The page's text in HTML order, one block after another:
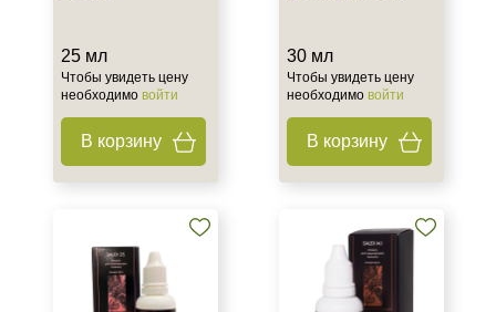
25 мл
Чтобы увидеть цену
необходимо войти
В корзину
30 мл
Чтобы увидеть цену
необходимо войти
В корзину